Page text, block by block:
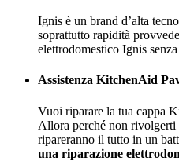
Ignis è un brand d’alta
soprattutto rapidità
elettrodomestico Ignis
Assistenza KitchenAid
Vuoi riparare la tua cappa
Allora perché non
ripareranno il tutto in un
una riparazione